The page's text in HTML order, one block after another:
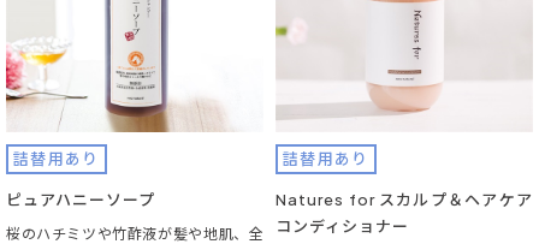
詰替用あり
ピュアハニーソープ
桜のハチミツや竹酢液が髪や地肌、全
詰替用あり
Natures for スカルプ＆ヘアケア
コンディショナー